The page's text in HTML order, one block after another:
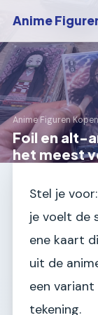
Anime
Anime Figuren Kopen
Foil en alt-
het meest
Stel je
je voelt de
ene kaart
uit de
een
tekening.